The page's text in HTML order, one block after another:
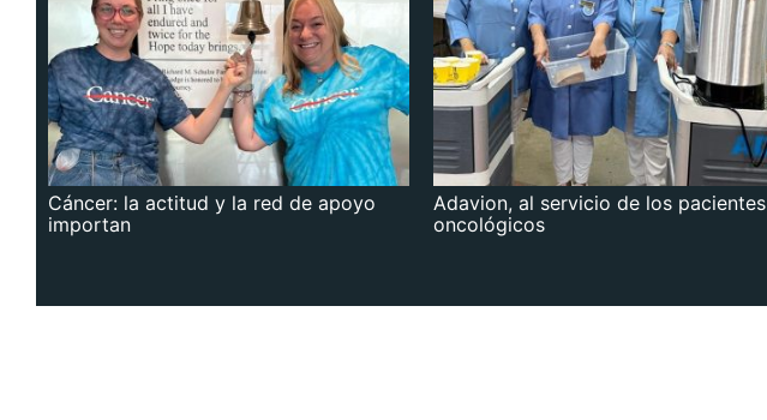
Cáncer: la actitud y la red de apoyo
importan
Adavion, al servicio de los pacientes
oncológicos